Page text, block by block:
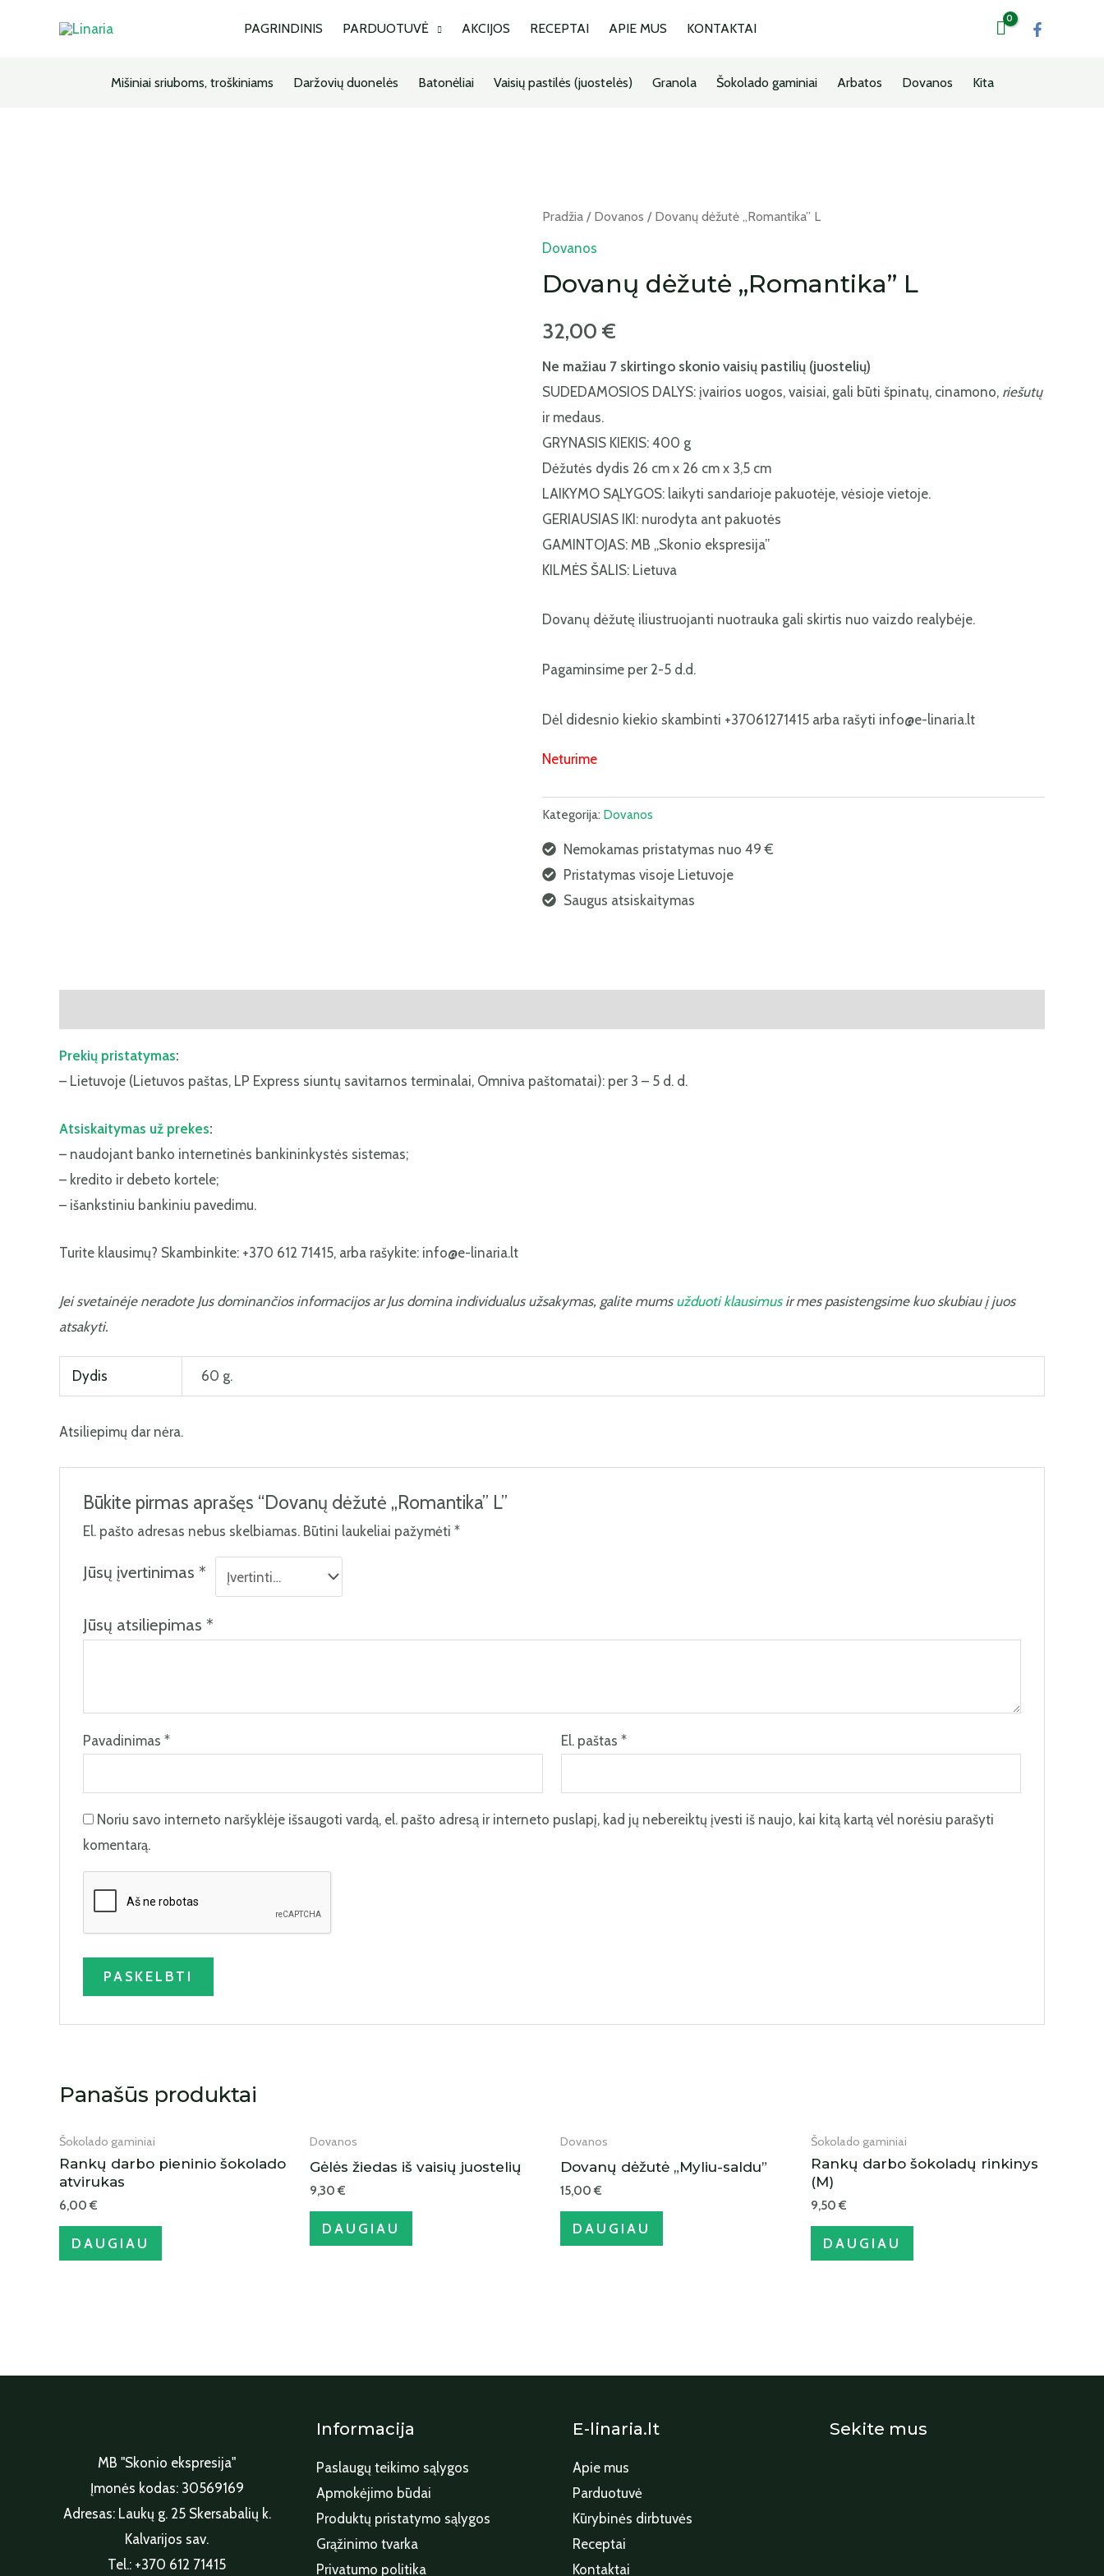
PAGRINDINIS PARDUOTUVĖ AKCIJOS RECEPTAI APIE MUS KONTAKTAI
Mišiniai sriuboms, troškiniams Daržovių duonelės Batonėliai Vaisių pastilės (juostelės) Granola Šokolado gaminiai Arbatos Dovanos Kita
Pradžia / Dovanos / Dovanų dėžutė „Romantika” L
Dovanos
Dovanų dėžutė „Romantika” L
32,00 €
Ne mažiau 7 skirtingo skonio vaisių pastilių (juostelių)
SUDEDAMOSIOS DALYS: įvairios uogos, vaisiai, gali būti špinatų, cinamono, riešutų
ir medaus.
GRYNASIS KIEKIS: 400 g
Dėžutės dydis 26 cm x 26 cm x 3,5 cm
LAIKYMO SĄLYGOS: laikyti sandarioje pakuotėje, vėsioje vietoje.
GERIAUSIAS IKI: nurodyta ant pakuotės
GAMINTOJAS: MB „Skonio ekspresija”
KILMĖS ŠALIS: Lietuva
Dovanų dėžutę iliustruojanti nuotrauka gali skirtis nuo vaizdo realybėje.
Pagaminsime per 2-5 d.d.
Dėl didesnio kiekio skambinti +37061271415 arba rašyti info@e-linaria.lt
Neturime
Kategorija: Dovanos
Nemokamas pristatymas nuo 49 €
Pristatymas visoje Lietuvoje
Saugus atsiskaitymas
Prekių pristatymas:
– Lietuvoje (Lietuvos paštas, LP Express siuntų savitarnos terminalai, Omniva paštomatai): per 3 – 5 d. d.
Atsiskaitymas už prekes:
– naudojant banko internetinės bankininkystės sistemas;
– kredito ir debeto kortele;
– išankstiniu bankiniu pavedimu.
Turite klausimų? Skambinkite: +370 612 71415, arba rašykite: info@e-linaria.lt
Jei svetainėje neradote Jus dominančios informacijos ar Jus domina individualus užsakymas, galite mums užduoti klausimusir mes pasistengsime kuo skubiau į juos
atsakyti.
Dydis 60 g.
Atsiliepimų dar nėra.
Būkite pirmas aprašęs “Dovanų dėžutė „Romantika” L”
El. pašto adresas nebus skelbiamas. Būtini laukeliai pažymėti*
Jūsų įvertinimas *
Jūsų atsiliepimas *
Pavadinimas* El. paštas*
Noriu savo interneto naršyklėje išsaugoti vardą, el. pašto adresą ir interneto puslapį, kad jų nebereiktų įvesti iš naujo, kai kitą kartą vėl norėsiu parašyti
komentarą.
Panašūs produktai
IŠPARDUOTA
Šokolado gaminiai
Rankų darbo pieninio šokolado
atvirukas
6,00€
DAUGIAU
Dovanos
Gėlės žiedas iš vaisių juostelių
9,30€
DAUGIAU
Dovanos
Dovanų dėžutė „Myliu-saldu”
15,00€
DAUGIAU
Šokolado gaminiai
Rankų darbo šokoladų rinkinys
(M)
9,50€
DAUGIAU
MB "Skonio ekspresija"
Įmonės kodas: 30569169
Adresas: Laukų g. 25 Skersabalių k.
Kalvarijos sav.
Tel.: +370 612 71415
Informacija
Paslaugų teikimo sąlygos
Apmokėjimo būdai
Produktų pristatymo sąlygos
Grąžinimo tvarka
Privatumo politika
E-linaria.lt
Apie mus
Parduotuvė
Kūrybinės dirbtuvės
Receptai
Kontaktai
Sekite mus